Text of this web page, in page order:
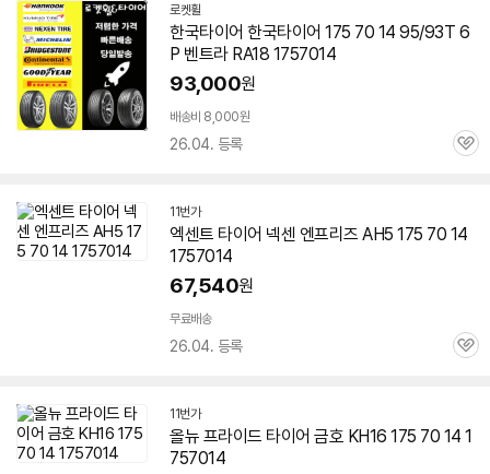
로켓휠네
이
버
이
한국타이어 한국타이어 175 70 14 95/93T 6
P 벤트라 RA18 1757014
93,000원
배송비 8,000원
26.04. 등록
관
11번가
엑센트 타이어 넥센 엔프리즈 AH5 175 70 14
1757014
67,540원
무료배송
26.04. 등록
관
11번가
올뉴 프라이드 타이어 금호 KH16 175 70 14 1
757014